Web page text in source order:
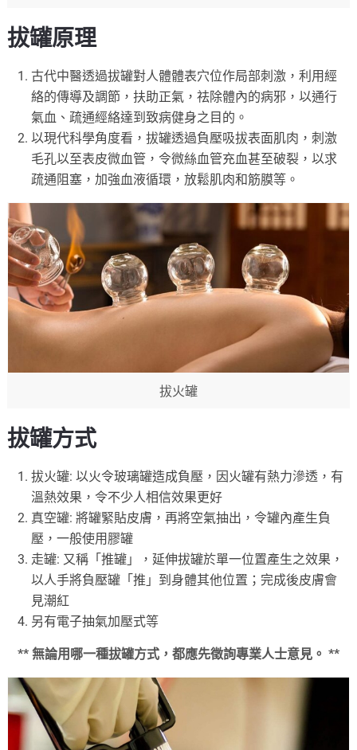
拔罐原理
古代中醫透過拔罐對人體體表穴位作局部刺激，利用經
絡的傳導及調節，扶助正氣，祛除體內的病邪，以通行
氣血、疏通經絡達到致病健身之目的。
以現代科學角度看，拔罐透過負壓吸拔表面肌肉，刺激
毛孔以至表皮微血管，令微絲血管充血甚至破裂，以求
疏通阻塞，加強血液循環，放鬆肌肉和筋膜等。
拔火罐
拔罐方式
拔火罐: 以火令玻璃罐造成負壓，因火罐有熱力滲透，有
溫熱效果，令不少人相信效果更好
真空罐: 將罐緊貼皮膚，再將空氣抽出，令罐內產生負
壓，一般使用膠罐
走罐: 又稱「推罐」，延伸拔罐於單一位置產生之效果，
以人手將負壓罐「推」到身體其他位置；完成後皮膚會
見潮紅
另有電子抽氣加壓式等
** 無論用哪一種拔罐方式，都應先徵詢專業人士意見。 **